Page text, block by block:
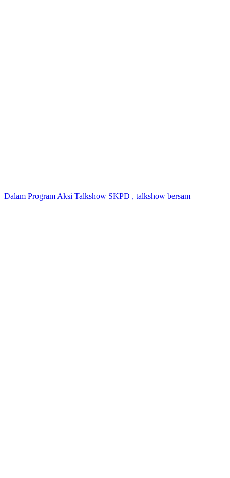
Dalam Program Aksi Talkshow SKPD , talkshow bersam